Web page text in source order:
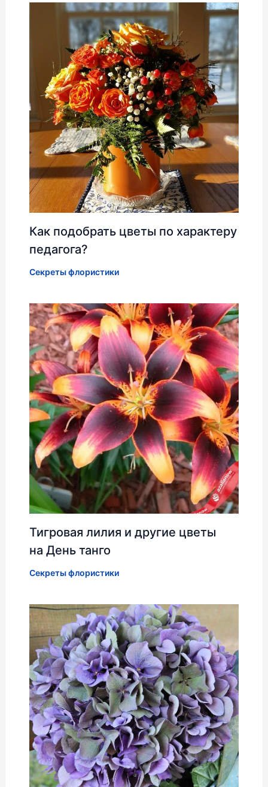
Как подобрать цветы по характеру
педагога?
Секреты флористики
Тигровая лилия и другие цветы
на День танго
Секреты флористики